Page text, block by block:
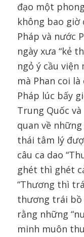
đạo một
không bao giờ
Pháp và nước
ngày xưa “kẻ
ngỏ ý cầu
mà Phan coi
Pháp lúc bấy
Trung Quốc
quan về
thái tâm lý
câu ca dao
ghét thì ghét
“Thương thì
thương trái bồ
rằng những
minh muôn